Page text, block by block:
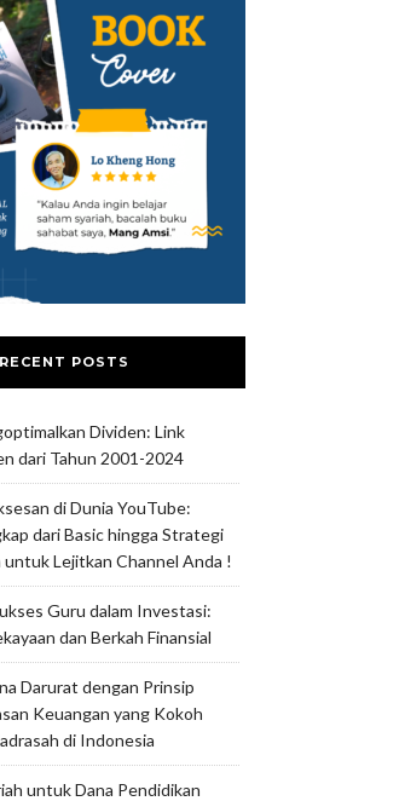
RECENT POSTS
Dividen: Link
dari Tahun 2001-2024
di Dunia YouTube:
dari Basic hingga Strategi
Lejitkan Channel Anda !
Guru dalam Investasi:
dan Berkah Finansial
Darurat dengan Prinsip
Keuangan yang Kokoh
di Indonesia
untuk Dana Pendidikan